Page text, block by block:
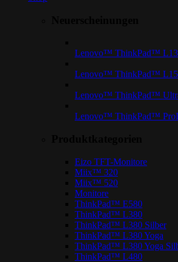
Lenovo™ ThinkPad™ L13
Lenovo™ ThinkPad™ L15
Lenovo™ ThinkPad™
Lenovo™ ThinkPad™
Eizo TFT-Monitore
Miix™ 320
Miix™ 520
Monitore
ThinkPad™ E580
ThinkPad™ L380
ThinkPad™ L380 Silber
ThinkPad™ L380 Yoga
ThinkPad™ L380 Yoga
ThinkPad™ L480